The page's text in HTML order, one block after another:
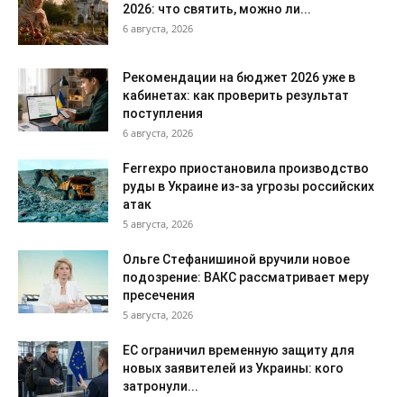
2026: что святить, можно ли...
6 августа, 2026
Рекомендации на бюджет 2026 уже в
кабинетах: как проверить результат
поступления
6 августа, 2026
Ferrexpo приостановила производство
руды в Украине из-за угрозы российских
атак
5 августа, 2026
Ольге Стефанишиной вручили новое
подозрение: ВАКС рассматривает меру
пресечения
5 августа, 2026
ЕС ограничил временную защиту для
новых заявителей из Украины: кого
затронули...